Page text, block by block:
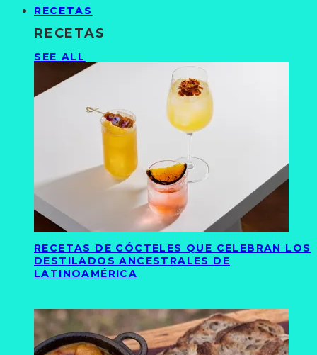
RECETAS
RECETAS
SEE ALL
RECETAS DE CÓCTELES QUE CELEBRAN LOS
DESTILADOS ANCESTRALES DE
LATINOAMÉRICA